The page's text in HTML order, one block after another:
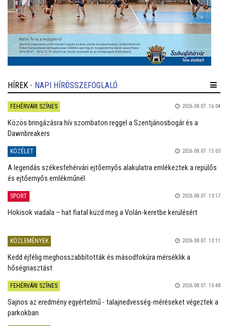
HÍREK - NAPI HÍRÖSSZEFOGLALÓ
FEHÉRVÁRI SZÍNES 2026.08.07. 16:04
Közös bringázásra hív szombaton reggel a Szentjánosbogár és a
Dawnbreakers
KÖZÉLET 2026.08.07. 15:03
A legendás székesfehérvári ejtőernyős alakulatra emlékeztek a repülős
és ejtőernyős emlékműnél
SPORT 2026.08.07. 13:17
Hokisok viadala – hat fiatal küzd meg a Volán-keretbe kerülésért
KÖZLEMÉNYEK 2026.08.07. 13:11
Kedd éjfélig meghosszabbították és másodfokúra mérséklik a
hőségriasztást
FEHÉRVÁRI SZÍNES 2026.08.07. 10:48
Sajnos az eredmény egyértelmű - talajnedvesség-méréseket végeztek a
parkokban